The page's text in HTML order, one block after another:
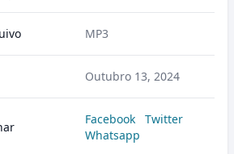
MP3
Outubro 13, 2024
Facebook
Twitter
Whatsapp